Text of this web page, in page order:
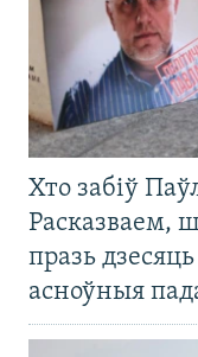
Хто забіў
Расказваем,
празь
асноўныя